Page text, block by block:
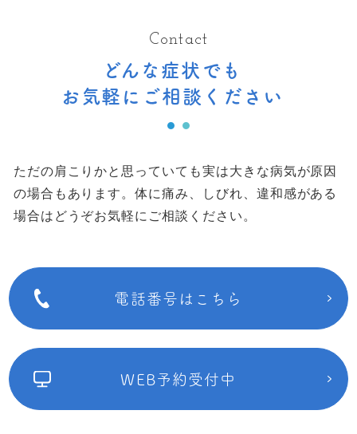
Contact
どんな症状でも
お気軽にご相談ください
ただの肩こりかと思っていても実は大きな病気が原因
の場合もあります。体に痛み、しびれ、違和感がある
場合はどうぞお気軽にご相談ください。
電話番号はこちら
WEB予約受付中